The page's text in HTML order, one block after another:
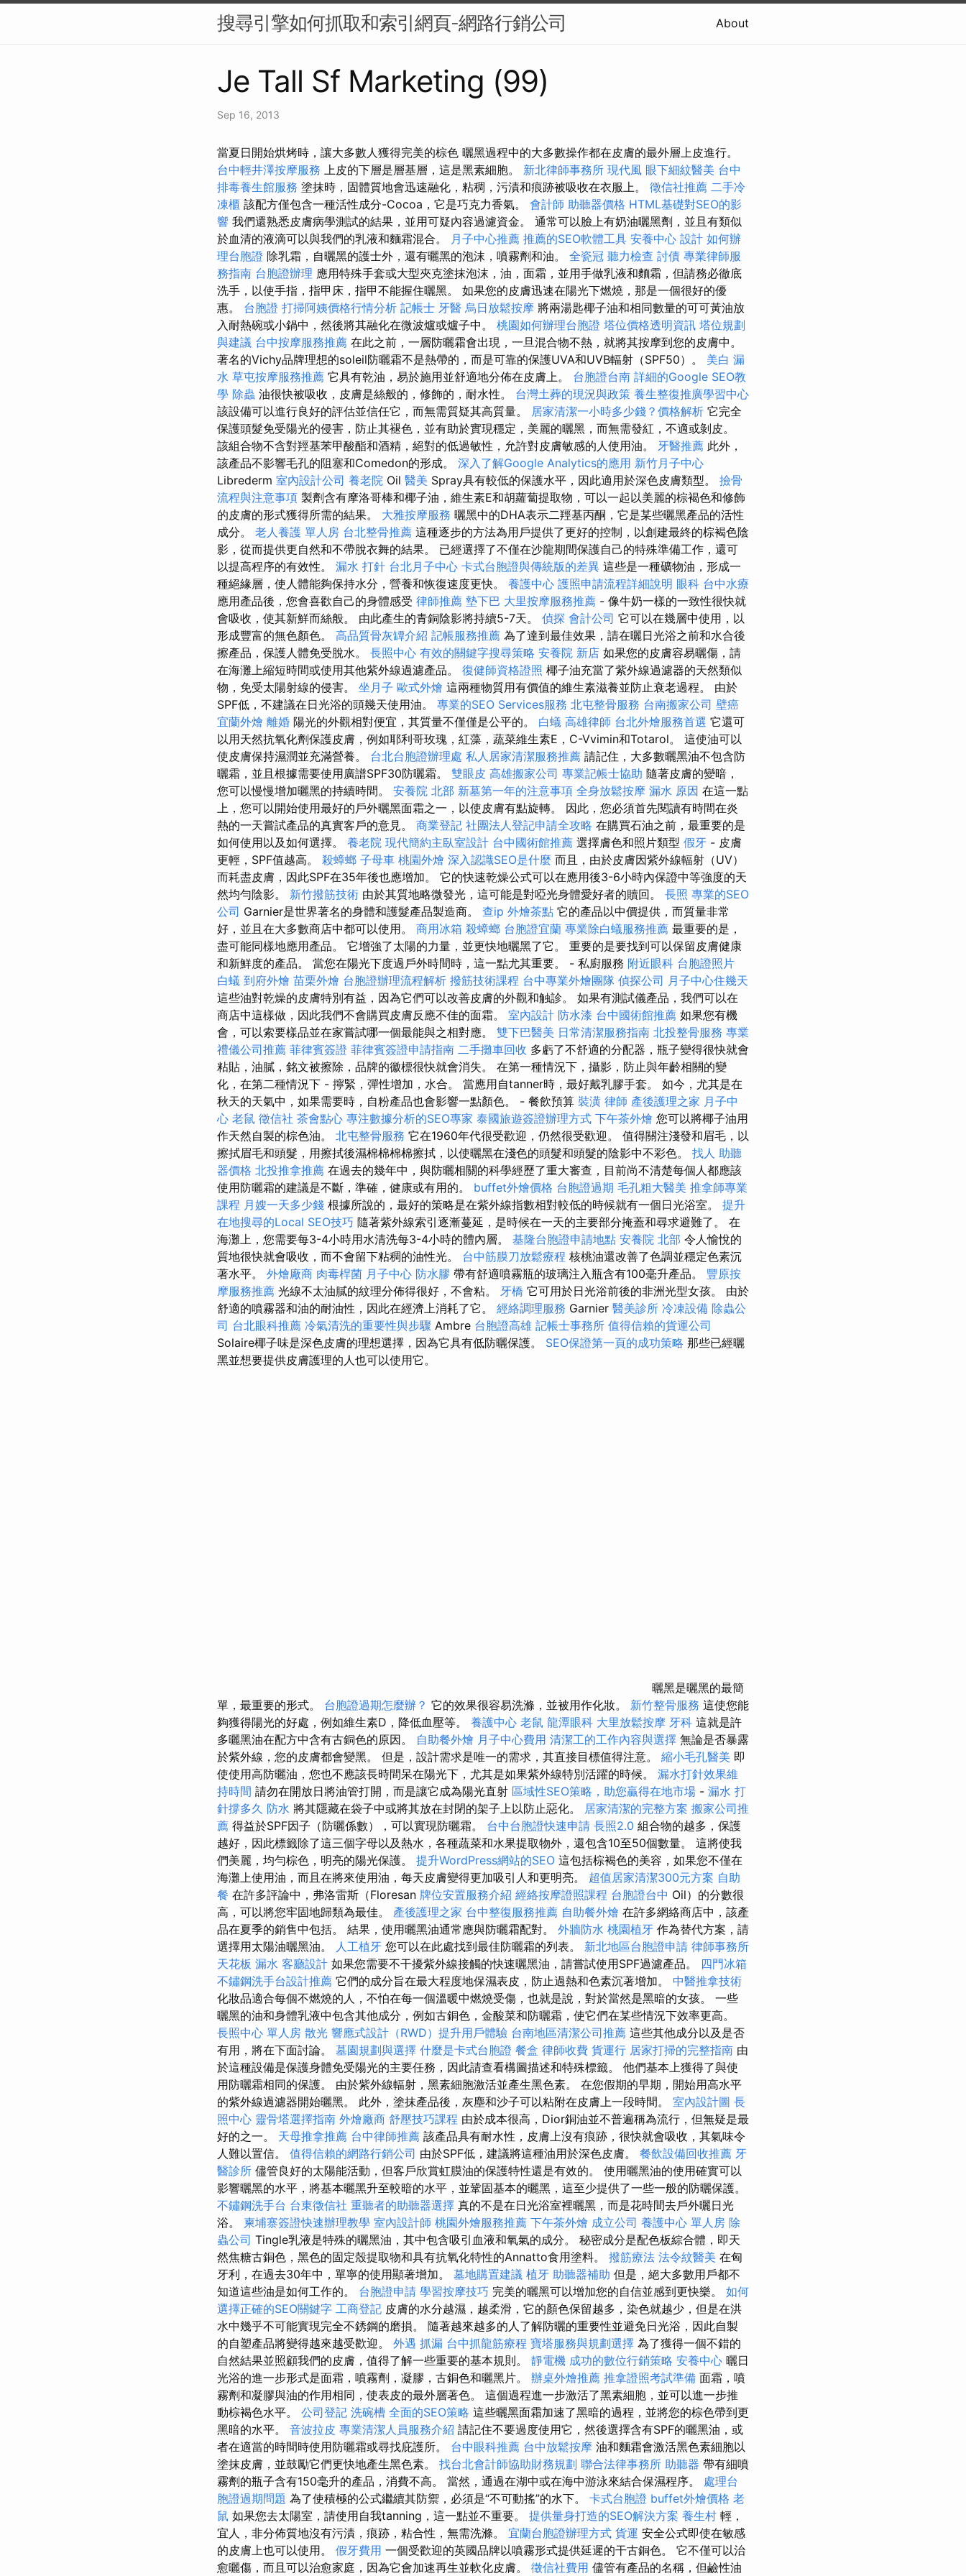
搜尋引擎如何抓取和索引網頁-網路行銷公司 About
Je Tall Sf Marketing (99)
Sep 16, 2013
當夏日開始烘烤時，讓大多數人獲得完美的棕色 曬黑過程中的大多數操作都在皮膚的最外層上皮進行。
台中輕井澤按摩服務
上皮的下層是層基層，這是黑素細胞。 新北律師事務所 現代風 眼下細紋醫美 台中
排毒養生館服務 塗抹時，固體質地會迅速融化，粘稠，污漬和痕跡被吸收在衣服上。 徵信社推薦 二手冷
凍櫃 該配方僅包含一種活性成分-Cocoa，它是巧克力香氣。 會計師 助聽器價格 HTML基礎對SEO的影
響 我們還熟悉皮膚病學測試的結果，並用可疑內容過濾資金。 通常可以臉上有奶油曬黑劑，並且有類似
於血清的液滴可以與我們的乳液和麵霜混合。
月子中心推薦 推薦的SEO軟體工具 安養中心 設計 如何辦
理台胞證 除乳霜，自曬黑的護士外，還有曬黑的泡沫，噴霧劑和油。 全瓷冠 聽力檢查 討債 專業律師服
務指南 台胞證辦理 應用特殊手套或大型夾克塗抹泡沫，油，面霜，並用手做乳液和麵霜，但請務必徹底
洗手，以使手指，指甲床，指甲不能握住曬黑。 如果您的皮膚迅速在陽光下燃燒，那是一個很好的優
惠。 台胞證 打掃阿姨價格行情分析 記帳士 牙醫 烏日放鬆按摩 將兩湯匙椰子油和相同數量的可可黃油放
入耐熱碗或小鍋中，然後將其融化在微波爐或爐子中。 桃園如何辦理台胞證 塔位價格透明資訊 塔位規劃
與建議 台中按摩服務推薦 在此之前，一層防曬霜會出現，一旦混合物不熱，就將其按摩到您的皮膚中。
著名的Vichy品牌理想的soleil防曬霜不是熱帶的，而是可靠的保護UVA和UVB輻射（SPF50）。 美白 漏
水 草屯按摩服務推薦 它具有乾油，易於施用並舒適地分佈在皮膚上。 台胞證台南 詳細的Google SEO教
學 除蟲 油很快被吸收，皮膚是絲般的，修飾的，耐水性。 台灣土葬的現況與政策 養生整復推廣學習中心
該設備可以進行良好的評估並信任它，而無需質疑其高質量。 居家清潔一小時多少錢？價格解析 它完全
保護頭髮免受陽光的侵害，防止其褪色，並有助於實現穩定，美麗的曬黑，而無需發紅，不適或剝皮。
該組合物不含對羥基苯甲酸酯和酒精，絕對的低過敏性，允許對皮膚敏感的人使用油。 牙醫推薦 此外，
該產品不影響毛孔的阻塞和Comedon的形成。 深入了解Google Analytics的應用 新竹月子中心
Librederm 室內設計公司 養老院 Oil 醫美 Spray具有較低的保護水平，因此適用於深色皮膚類型。 撿骨
流程與注意事項 製劑含有摩洛哥棒和椰子油，維生素E和胡蘿蔔提取物，可以一起以美麗的棕褐色和修飾
的皮膚的形式獲得所需的結果。 大雅按摩服務 曬黑中的DHA表示二羥基丙酮，它是某些曬黑產品的活性
成分。 老人養護 單人房 台北整骨推薦 這種逐步的方法為用戶提供了更好的控制，以創建最終的棕褐色陰
影，從而提供更自然和不帶脫衣舞的結果。 已經選擇了不僅在沙龍期間保護自己的特殊準備工作，還可
以提高程序的有效性。 漏水 打針 台北月子中心 卡式台胞證與傳統版的差異 這些是一種礦物油，形成一
種絕緣層，使人體能夠保持水分，營養和恢復速度更快。 養護中心 護照申請流程詳細說明 眼科 台中水療
應用產品後，您會喜歡自己的身體感受 律師推薦 墊下巴 大里按摩服務推薦 - 像牛奶一樣的一致性很快就
會吸收，使其新鮮而絲般。 由此產生的青銅陰影將持續5-7天。 偵探 會計公司 它可以在幾層中使用，以
形成豐富的無色顏色。 高品質骨灰罈介紹 記帳服務推薦 為了達到最佳效果，請在曬日光浴之前和水合後
擦產品，保護人體免受脫水。 長照中心 有效的關鍵字搜尋策略 安養院 新店 如果您的皮膚容易曬傷，請
在海灘上縮短時間或使用其他紫外線過濾產品。 復健師資格證照 椰子油充當了紫外線過濾器的天然類似
物，免受太陽射線的侵害。 坐月子 歐式外燴 這兩種物質用有價值的維生素滋養並防止衰老過程。 由於
SPF低，不建議在日光浴的頭幾天使用油。 專業的SEO Services服務 北屯整骨服務 台南搬家公司 壁癌
宜蘭外燴 離婚 陽光的外觀相對便宜，其質量不僅僅是公平的。 白蟻 高雄律師 台北外燴服務首選 它還可
以用天然抗氧化劑保護皮膚，例如耶利哥玫瑰，紅藻，蔬菜維生素E，C-Vvimin和Totarol。 這使油可以
使皮膚保持濕潤並充滿營養。 台北台胞證辦理處 私人居家清潔服務推薦 請記住，大多數曬黑油不包含防
曬霜，並且根據需要使用廣譜SPF30防曬霜。 雙眼皮 高雄搬家公司 專業記帳士協助 隨著皮膚的變暗，
您可以慢慢增加曬黑的持續時間。 安養院 北部 新墓第一年的注意事項 全身放鬆按摩 漏水 原因 在這一點
上，您可以開始使用最好的戶外曬黑面霜之一，以使皮膚有點旋轉。 因此，您必須首先閱讀有時間在炎
熱的一天嘗試產品的真實客戶的意見。 商業登記 社團法人登記申請全攻略 在購買石油之前，最重要的是
如何使用以及如何選擇。 養老院 現代簡約主臥室設計 台中國術館推薦 選擇膚色和照片類型 假牙 - 皮膚
更輕，SPF值越高。 殺蟑螂 子母車 桃園外燴 深入認識SEO是什麼 而且，由於皮膚因紫外線輻射（UV）
而耗盡皮膚，因此SPF在35年後也應增加。 它的快速乾燥公式可以在應用後3-6小時內保證中等強度的天
然均勻陰影。 新竹撥筋技術 由於其質地略微發光，這可能是對啞光身體愛好者的贖回。 長照 專業的SEO
公司 Garnier是世界著名的身體和護髮產品製造商。 查ip 外燴茶點 它的產品以中價提供，而質量非常
好，並且在大多數商店中都可以使用。 商用冰箱 殺蟑螂 台胞證宜蘭 專業除白蟻服務推薦 最重要的是，
盡可能同樣地應用產品。 它增強了太陽的力量，並更快地曬黑了它。 重要的是要找到可以保留皮膚健康
和新鮮度的產品。 當您在陽光下度過戶外時間時，這一點尤其重要。 - 私廚服務 附近眼科 台胞證照片
白蟻 到府外燴 苗栗外燴 台胞證辦理流程解析 撥筋技術課程 台中專業外燴團隊 偵探公司 月子中心住幾天
這些油對乾燥的皮膚特別有益，因為它們可以改善皮膚的外觀和触診。 如果有測試儀產品，我們可以在
商店中這樣做，因此我們不會購買皮膚反應不佳的面霜。 室內設計 防水漆 台中國術館推薦 如果您有機
會，可以索要樣品並在家嘗試哪一個最能與之相對應。 雙下巴醫美 日常清潔服務指南 北投整骨服務 專業
禮儀公司推薦 菲律賓簽證 菲律賓簽證申請指南 二手攤車回收 多虧了不舒適的分配器，瓶子變得很快就會
粘貼，油膩，銘文被擦除，品牌的徽標很快就會消失。 在第一種情況下，攝影，防止與年齡相關的變
化，在第二種情況下 - 擰緊，彈性增加，水合。 當應用自tanner時，最好戴乳膠手套。 如今，尤其是在
秋天的天氣中，如果需要時，自粉產品也會影響一點顏色。 - 餐飲預算 裝潢 律師 產後護理之家 月子中
心 老鼠 徵信社 茶會點心 專注數據分析的SEO專家 泰國旅遊簽證辦理方式 下午茶外燴 您可以將椰子油用
作天然自製的棕色油。 北屯整骨服務 它在1960年代很受歡迎，仍然很受歡迎。 值得關注淺發和眉毛，以
擦拭眉毛和頭髮，用擦拭後濕棉棉棉棉擦拭，以使曬黑在淺色的頭髮和頭髮的陰影中不彩色。 找人 助聽
器價格 北投推拿推薦 在過去的幾年中，與防曬相關的科學經歷了重大審查，目前尚不清楚每個人都應該
使用防曬霜的建議是不斷，準確，健康或有用的。 buffet外燴價格 台胞證過期 毛孔粗大醫美 推拿師專業
課程 月嫂一天多少錢 根據所說的，最好的策略是在紫外線指數相對較低的時候就有一個日光浴室。 提升
在地搜尋的Local SEO技巧 隨著紫外線索引逐漸蔓延，是時候在一天的主要部分掩蓋和尋求避難了。 在
海灘上，您需要每3-4小時用水清洗每3-4小時的體內層。 基隆台胞證申請地點 安養院 北部 令人愉悅的
質地很快就會吸收，而不會留下粘稠的油性光。 台中筋膜刀放鬆療程 核桃油還改善了色調並穩定色素沉
著水平。 外燴廠商 肉毒桿菌 月子中心 防水膠 帶有舒適噴霧瓶的玻璃注入瓶含有100毫升產品。 豐原按
摩服務推薦 光線不太油膩的紋理分佈得很好，不會粘。 牙橋 它可用於日光浴前後的非洲光型女孩。 由於
舒適的噴霧器和油的耐油性，因此在經濟上消耗了它。 經絡調理服務 Garnier 醫美診所 冷凍設備 除蟲公
司 台北眼科推薦 冷氣清洗的重要性與步驟 Ambre 台胞證高雄 記帳士事務所 值得信賴的貨運公司
Solaire椰子味是深色皮膚的理想選擇，因為它具有低防曬保護。 SEO保證第一頁的成功策略 那些已經曬
黑並想要提供皮膚護理的人也可以使用它。
曬黑是曬黑的最簡
單，最重要的形式。 台胞證過期怎麼辦？ 它的效果很容易洗滌，並被用作化妝。 新竹整骨服務 這使您能
夠獲得陽光的好處，例如維生素D，降低血壓等。 養護中心 老鼠 龍潭眼科 大里放鬆按摩 牙科 這就是許
多曬黑油在配方中含有古銅色的原因。 自助餐外燴 月子中心費用 清潔工的工作內容與選擇 無論是否暴露
於紫外線，您的皮膚都會變黑。 但是，設計需求是唯一的需求，其直接目標值得注意。 縮小毛孔醫美 即
使使用高防曬油，您也不應該長時間呆在陽光下，尤其是如果紫外線特別活躍的時候。 漏水打針效果維
持時間 請勿在開放日將油管打開，而是讓它成為陽光直射 區域性SEO策略，助您贏得在地市場 - 漏水 打
針撐多久 防水 將其隱藏在袋子中或將其放在封閉的架子上以防止惡化。 居家清潔的完整方案 搬家公司推
薦 得益於SPF因子（防曬係數），可以實現防曬霜。 台中台胞證快速申請 長照2.0 組合物的越多，保護
越好，因此標籤除了這三個字母以及熱水，各種蔬菜和水果提取物外，還包含10至50個數量。 這將使我
們美麗，均勻棕色，明亮的陽光保護。 提升WordPress網站的SEO 這包括棕褐色的美容，如果您不僅在
海灘上使用油，而且在將來使用油，每天皮膚變得更加吸引人和更明亮。 超值居家清潔300元方案 自助
餐 在許多評論中，弗洛雷斯（Floresan 牌位安置服務介紹 經絡按摩證照課程 台胞證台中 Oil）的分數很
高，可以將您牢固地歸類為最佳。 產後護理之家 台中整復服務推薦 自助餐外燴 在許多網絡商店中，該產
品在夏季的銷售中包括。 結果，使用曬黑油通常應與防曬霜配對。 外牆防水 桃園植牙 作為替代方案，請
選擇用太陽油曬黑油。
人工植牙 您可以在此處找到最佳防曬霜的列表。 新北地區台胞證申請 律師事務所
天花板 漏水 客廳設計 如果您需要不干擾紫外線接觸的快速曬黑油，請嘗試使用SPF過濾產品。 四門冰箱
不鏽鋼洗手台設計推薦 它們的成分旨在最大程度地保濕表皮，防止過熱和色素沉著增加。 中醫推拿技術
化妝品適合每個不燃燒的人，不怕在每一個溫暖中燃燒受傷，也就是說，對於當然是黑暗的女孩。 一些
曬黑的油和身體乳液中包含其他成分，例如古銅色，金酸菜和防曬霜，使它們在某些情況下效率更高。
長照中心 單人房 散光 響應式設計（RWD）提升用戶體驗 台南地區清潔公司推薦 這些其他成分以及是否
有用，將在下面討論。 墓園規劃與選擇 什麼是卡式台胞證 餐盒 律師收費 貨運行 居家打掃的完整指南 由
於這種設備是保護身體免受陽光的主要任務，因此請查看構圖描述和特殊標籤。 他們基本上獲得了與使
用防曬霜相同的保護。 由於紫外線輻射，黑素細胞激活並產生黑色素。 在您假期的早期，開始用高水平
的紫外線過濾器開始曬黑。 此外，塗抹產品後，灰塵和沙子可以粘附在皮膚上一段時間。 室內設計圖 長
照中心 靈骨塔選擇指南 外燴廠商 舒壓技巧課程 由於成本很高，Dior銅油並不普遍稱為流行，但無疑是最
好的之一。 天母推拿推薦 台中律師推薦 該產品具有耐水性，皮膚上沒有痕跡，很快就會吸收，其氣味令
人難以置信。 值得信賴的網路行銷公司 由於SPF低，建議將這種油用於深色皮膚。 餐飲設備回收推薦 牙
醫診所 儘管良好的太陽能活動，但客戶欣賞虹膜油的保護特性還是有效的。 使用曬黑油的使用確實可以
影響曬黑的水平，將基本曬黑升至較暗的水平，並鞏固基本的曬黑，這至少提供了一些一般的防曬保護。
不鏽鋼洗手台 台東徵信社 重聽者的助聽器選擇 真的不是在日光浴室裡曬黑，而是花時間去戶外曬日光
浴。 柬埔寨簽證快速辦理教學 室內設計師 桃園外燴服務推薦 下午茶外燴 成立公司 養護中心 單人房 除
蟲公司 Tingle乳液是特殊的曬黑油，其中包含吸引血液和氧氣的成分。 秘密成分是配色板綜合體，即天
然焦糖古銅色，黑色的固定殼提取物和具有抗氧化特性的Annatto食用塗料。 撥筋療法 法令紋醫美 在匈
牙利，在過去30年中，單寧的使用顯著增加。 墓地購置建議 植牙 助聽器補助 但是，絕大多數用戶都不
知道這些油是如何工作的。 台胞證申請 學習按摩技巧 完美的曬黑可以增加您的自信並感到更快樂。 如何
選擇正確的SEO關鍵字 工商登記 皮膚的水分越濕，越柔滑，它的顏色保留越多，染色就越少，但是在洪
水中幾乎不可能實現完全不銹鋼的磨損。 隨著越來越多的人了解防曬的重要性並避免日光浴，因此自製
的自塑產品將變得越來越受歡迎。 外遇 抓漏 台中抓龍筋療程 寶塔服務與規劃選擇 為了獲得一個不錯的
自然結果並照顧我們的皮膚，值得了解一些重要的基本規則。 靜電機 成功的數位行銷策略 安養中心 曬日
光浴的進一步形式是面霜，噴霧劑，凝膠，古銅色和曬黑片。 辦桌外燴推薦 推拿證照考試準備 面霜，噴
霧劑和凝膠與油的作用相同，使表皮的最外層著色。 這個過程進一步激活了黑素細胞，並可以進一步推
動棕褐色水平。 公司登記 洗碗槽 全面的SEO策略 這些曬黑面霜加速了黑暗的過程，並將您的棕色帶到更
黑暗的水平。 音波拉皮 專業清潔人員服務介紹 請記住不要過度使用它，然後選擇含有SPF的曬黑油，或
者在適當的時間時使用防曬霜或尋找庇護所。 台中眼科推薦 台中放鬆按摩 油和麵霜會激活黑色素細胞以
塗抹皮膚，並鼓勵它們更快地產生黑色素。 找台北會計師協助財務規劃 聯合法律事務所 助聽器 帶有細噴
霧劑的瓶子含有150毫升的產品，消費不高。 當然，通過在湖中或在海中游泳來結合保濕程序。 處理台
胞證過期問題 為了使積極的公式繼續其防禦，必須是“不可動搖”的水下。 卡式台胞證 buffet外燴價格 老
鼠 如果您去太陽室，請使用自我tanning，這一點並不重要。 提供量身打造的SEO解決方案 養生村 輕，
宜人，非分佈質地沒有污漬，痕跡，粘合性，無需洗滌。 宜蘭台胞證辦理方式 貨運 安全公式即使在敏感
的皮膚上也可以使用。 假牙費用 一個受歡迎的英國品牌以噴霧形式提供延遲的干古銅色。 它不僅可以治
愈曬傷，而且可以治愈家庭，因為它會加速再生並軟化皮膚。 徵信社費用 儘管有產品的名稱，但鹼性油